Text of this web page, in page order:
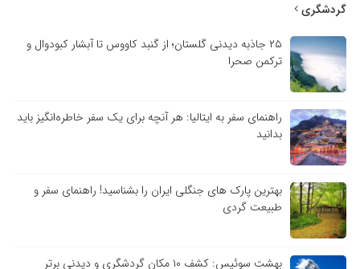
گردشگری
۲۵ جاذبه دیدنی گلستان؛ از گنبد کاووس تا آبشار کبودوال و
ترکمن صحرا
راهنمای سفر به ایتالیا: هر آنچه برای یک سفر خاطره‌انگیز باید
بدانید
بهترین پارک های جنگلی ایران را بشناسید! راهنمای سفر و
طبیعت گردی
بهشت سوئیس: کشف ۱۰ مکان گردشگری و دیدنی برتر